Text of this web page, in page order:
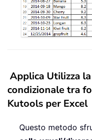
Applica Utilizza
condizionale tra
Kutools per Excel
Questo metodo